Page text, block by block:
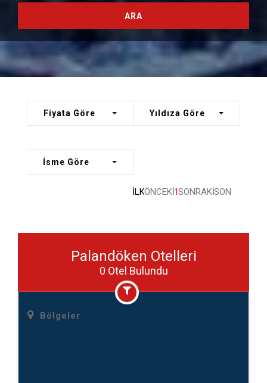
ARA
Fiyata Göre Yıldıza Göre
İsme Göre
İLKÖNCEKİ1SONRAKİSON
Palandöken Otelleri
0 Otel Bulundu
Bölgeler